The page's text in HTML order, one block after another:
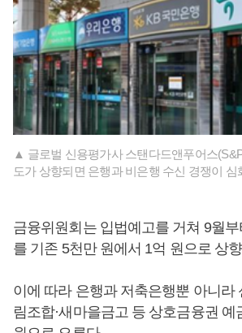
▲ 글로벌 신용평가사 스탠다드앤푸어스
도가 상향되면 은행과 비은행 수신 경쟁이
금융위원회는 입법예고를 거쳐 9월
를 기존 5천만 원에서 1억 원으로 상
이에 따라 은행과 저축은행뿐 아니라
림조합·새마을금고 등 상호금융권 예